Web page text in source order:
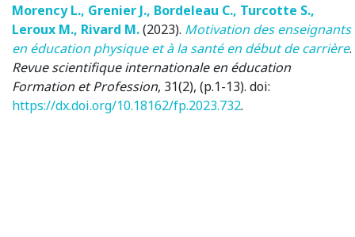
Morency L., Grenier J., Bordeleau C., Turcotte S.,
Leroux M., Rivard M.(2023). Motivation des enseignants
en éducation physique et à la santé en début de carrière.
Revue scientifique internationale en éducation
Formation et Profession, 31(2), (p.1-13). doi:
https://dx.doi.org/10.18162/fp.2023.732.